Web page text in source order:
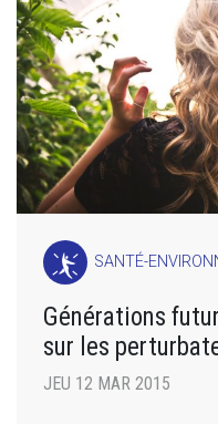
SANTÉ-
Générations
sur les
JEU 12 MAR 2015